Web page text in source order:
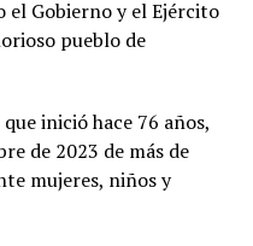
el Gobierno y el Ejército
pueblo de
inició hace 76 años,
de 2023 de más de
mujeres, niños y